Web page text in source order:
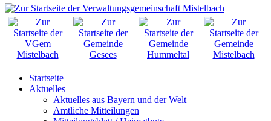
Startseite
Aktuelles
Aktuelles aus Bayern und der Welt
Amtliche Mitteilungen